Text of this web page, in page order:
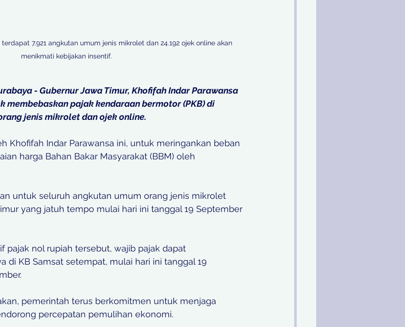
7.921 angkutan umum jenis mikrolet dan 24.192 ojek online akan
menikmati kebijakan insentif.
- Gubernur Jawa Timur, Khofifah Indar Parawansa
membebaskan pajak kendaraan bermotor (PKB) di
jenis mikrolet dan ojek online.
Khofifah Indar Parawansa ini, untuk meringankan beban
harga Bahan Bakar Masyarakat (BBM) oleh
untuk seluruh angkutan umum orang jenis mikrolet
yang jatuh tempo mulai hari ini tanggal 19 September
pajak nol rupiah tersebut, wajib pajak dapat
di KB Samsat setempat, mulai hari ini tanggal 19
pemerintah terus berkomitmen untuk menjaga
percepatan pemulihan ekonomi.